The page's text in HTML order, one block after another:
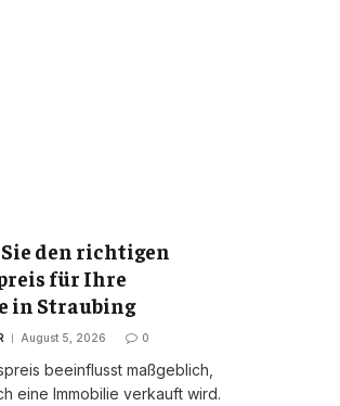
den richtigen
für Ihre
in Straubing
August 5, 2026 0
beeinflusst maßgeblich,
eine Immobilie verkauft wird.